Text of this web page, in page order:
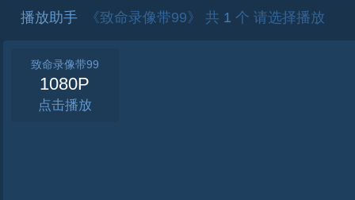
播放助手 《致命录像带99》 共 1 个 请选择播放
致命录像带99
1080P
点击